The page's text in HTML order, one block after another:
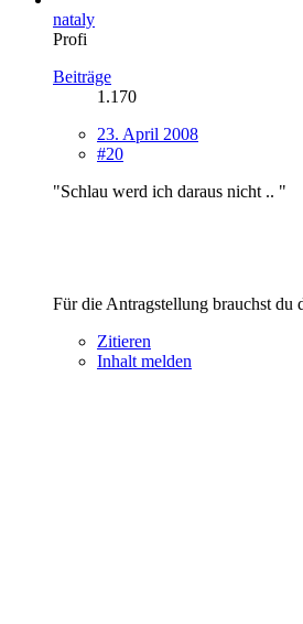
nataly
Profi
Beiträge
1.170
23. April 2008
#20
"Schlau werd ich daraus nicht .. "
Für die Antragstellung brauchst du
Zitieren
Inhalt melden